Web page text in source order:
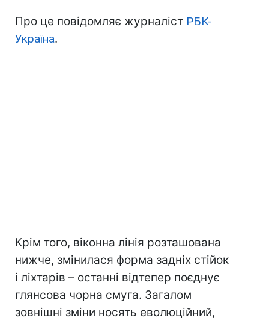
Про це повідомляє журналіст РБК-
Україна.
Крім того, віконна лінія розташована
нижче, змінилася форма задніх стійок
і ліхтарів – останні відтепер поєднує
глянсова чорна смуга. Загалом
зовнішні зміни носять еволюційний,